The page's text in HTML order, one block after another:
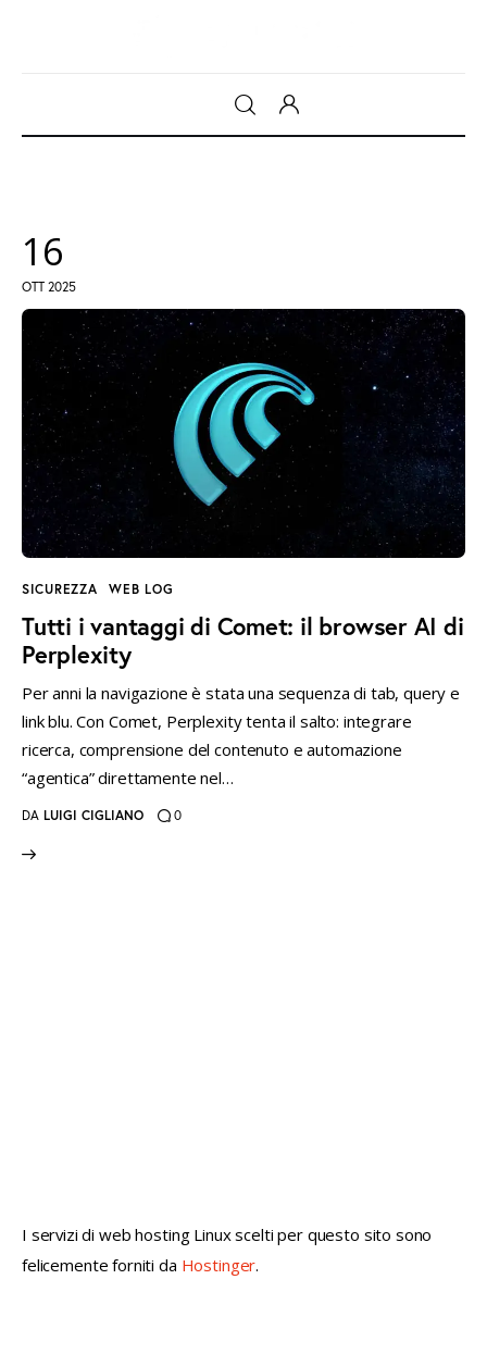
Intrattenimento
Web Log
instagramm twitter-
x
rss
16
OTT 2025
SICUREZZA WEB LOG
Tutti i vantaggi di Comet: il browser AI di
Perplexity
Per anni la navigazione è stata una sequenza di tab, query e
link blu. Con Comet, Perplexity tenta il salto: integrare
ricerca, comprensione del contenuto e automazione
“agentica” direttamente nel…
DA LUIGI CIGLIANO 0
I servizi di web hosting Linux scelti per questo sito sono
felicemente forniti da Hostinger.